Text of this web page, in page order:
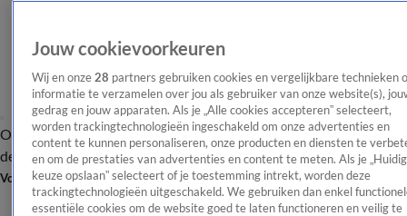
OverzichtAfleveringen Entertainment TV Algemeen
Tip
de redactieNieuwsbrief
Volg Shownieuws
Jouw cookievoorkeuren
Wij en onze 28 partners gebruiken cookies en vergelijkbare technieken
informatie te verzamelen over jou als gebruiker van onze website(s),
gedrag en jouw apparaten. Als je „Alle cookies accepteren” selecteert,
worden trackingtechnologieën ingeschakeld om onze advertenties en
content te kunnen personaliseren, onze producten en diensten te
en om de prestaties van advertenties en content te meten. Als je
keuze opslaan” selecteert of je toestemming intrekt, worden deze
trackingtechnologieën uitgeschakeld. We gebruiken dan enkel
essentiële cookies om de website goed te laten functioneren en veilig te